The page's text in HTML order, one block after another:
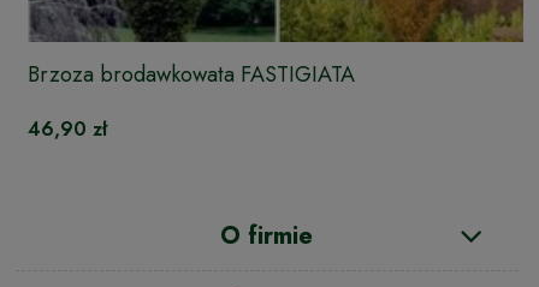
Brzoza brodawkowata FASTIGIATA
46,90 zł
O firmie